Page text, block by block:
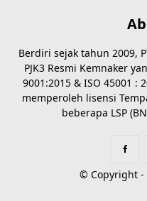
Berdiri sejak tahun 2009,
PJK3 Resmi Kemnaker
9001:2015 & ISO 45001 :
memperoleh lisensi
beberapa LSP
© Copyright -